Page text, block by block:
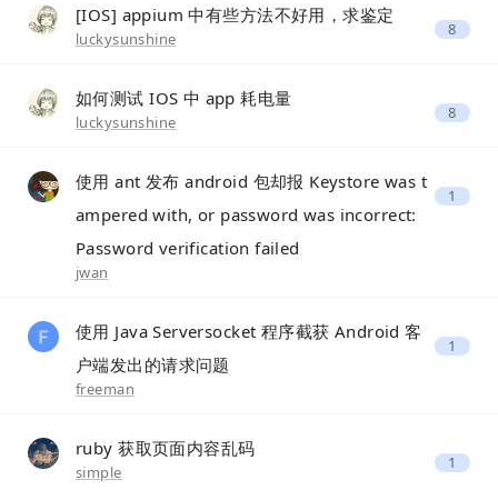
[IOS] appium 中有些方法不好用，求鉴定
luckysunshine 8
如何测试 IOS 中 app 耗电量
luckysunshine 8
使用 ant 发布 android 包却报 Keystore was t
ampered with, or password was incorrect:
Password verification failed
jwan
1
使用 Java Serversocket 程序截获 Android 客
户端发出的请求问题
freeman
1
ruby 获取页面内容乱码
simple 1